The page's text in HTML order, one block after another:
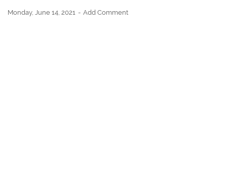
Monday, June 14, 2021 Add Comment